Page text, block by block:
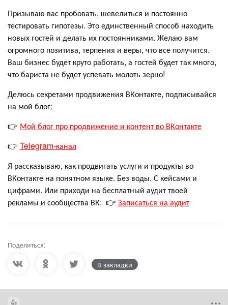
Призываю вас пробовать, шевелиться и постоянно
тестировать гипотезы. Это единственный способ находить
новых гостей и делать их постоянниками. Желаю вам
огромного позитива, терпения и веры, что все получится.
Ваш бизнес будет круто работать, а гостей будет так много,
что бариста не будет успевать молоть зерно!
Делюсь секретами продвижения ВКонтакте, подписывайся
на мой блог:
👉 Мой блог про продвижение и контент во ВКонтакте
👉 Telegram-канал
Я рассказываю, как продвигать услуги и продукты во
ВКонтакте на понятном языке. Без воды. С кейсами и
цифрами. Или приходи на бесплатный аудит твоей
рекламы и сообщества ВК: 👉 Записаться на аудит
Поделиться:
В закладки